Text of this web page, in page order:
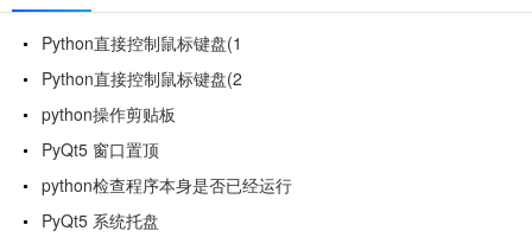
Python直接控制鼠标键盘(1
Python直接控制鼠标键盘(2
python操作剪贴板
PyQt5 窗口置顶
python检查程序本身是否已经运行
PyQt5 系统托盘